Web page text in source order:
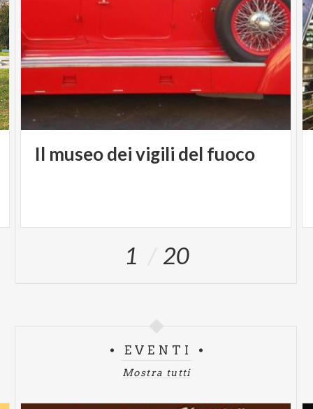
Il museodeivigili del fuoco
1 20
EVENTI
Mostra tutti